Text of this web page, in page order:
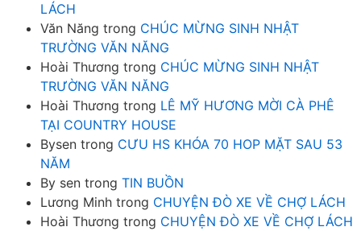
LÁCH
Văn Năng trong CHÚC MỪNG SINH NHẬT
TRƯỜNG VĂN NĂNG
Hoài Thương trong CHÚC MỪNG SINH NHẬT
TRƯỜNG VĂN NĂNG
Hoài Thương trong LÊ MỸ HƯƠNG MỜI CÀ PHÊ
TẠI COUNTRY HOUSE
Bysen trong CƯU HS KHÓA 70 HOP MẶT SAU 53
NĂM
By sen trong TIN BUỒN
Lương Minh trong CHUYỆN ĐÒ XE VỀ CHỢ LÁCH
Hoài Thương trong CHUYỆN ĐÒ XE VỀ CHỢ LÁCH